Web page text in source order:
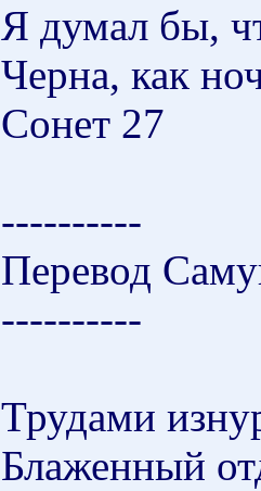
Я думал бы,
Черна, как
Сонет 27
----------
Перевод
----------
Трудами
Блаженный